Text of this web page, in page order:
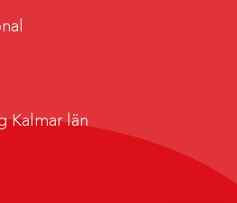
Kalmar län